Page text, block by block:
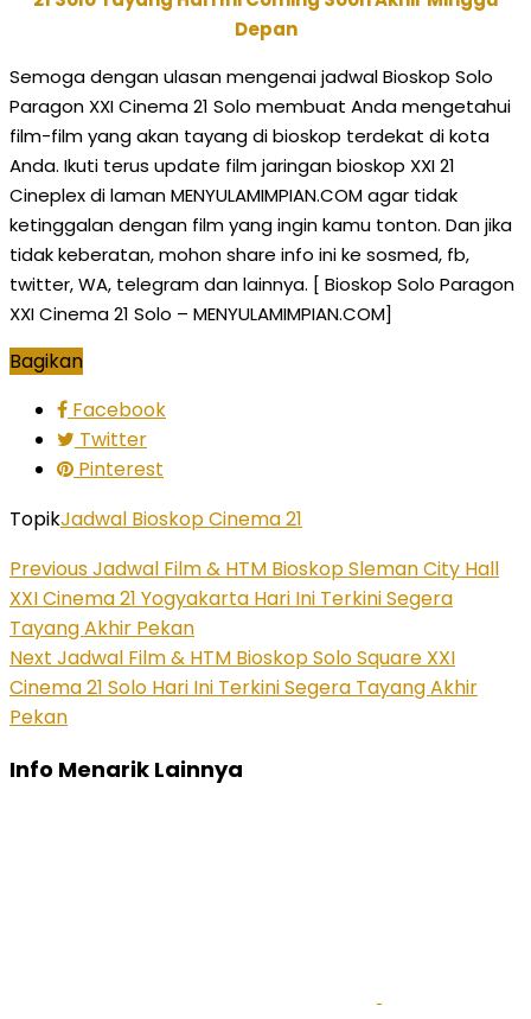
Depan
Semoga dengan ulasan mengenai jadwal Bioskop Solo
Paragon XXI Cinema 21 Solo membuat Anda mengetahui
film-film yang akan tayang di bioskop terdekat di kota
Anda. Ikuti terus update film jaringan bioskop XXI 21
Cineplex di laman MENYULAMIMPIAN.COM agar tidak
ketinggalan dengan film yang ingin kamu tonton. Dan jika
tidak keberatan, mohon share info ini ke sosmed, fb,
twitter, WA, telegram dan lainnya. [ Bioskop Solo Paragon
XXI Cinema 21 Solo – MENYULAMIMPIAN.COM]
Bagikan
Facebook
Twitter
Pinterest
TopikJadwal Bioskop Cinema 21
PreviousJadwal Film & HTM Bioskop Sleman City Hall
XXI Cinema 21 Yogyakarta Hari Ini Terkini Segera
Tayang Akhir Pekan
Next Jadwal Film & HTM Bioskop Solo Square XXI
Cinema 21 Solo Hari Ini Terkini Segera Tayang Akhir
Pekan
Info Menarik Lainnya